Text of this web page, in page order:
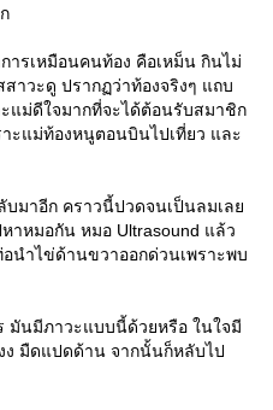
ารเหมือนคนท้อง คือเหม็น กินไม่
สาวะดู ปรากฏว่าท้องจริงๆ แถบ
แม่ดีใจมากที่จะได้ต้อนรับสมาชิก
ะแม่ท้องหนูตอนบินไปเที่ยว และ
บมาอีก คราวนี้ปวดจนเป็นลมเล
าหมอกัน หมอ Ultrasound แล้ว
นำไข่ด้านขวาออกด่วนเพราะพบ
มันมีภาวะแบบนี้ด้วยหรือ ในใจมี
มืดแปดด้าน จากนั้นก็หลับไป